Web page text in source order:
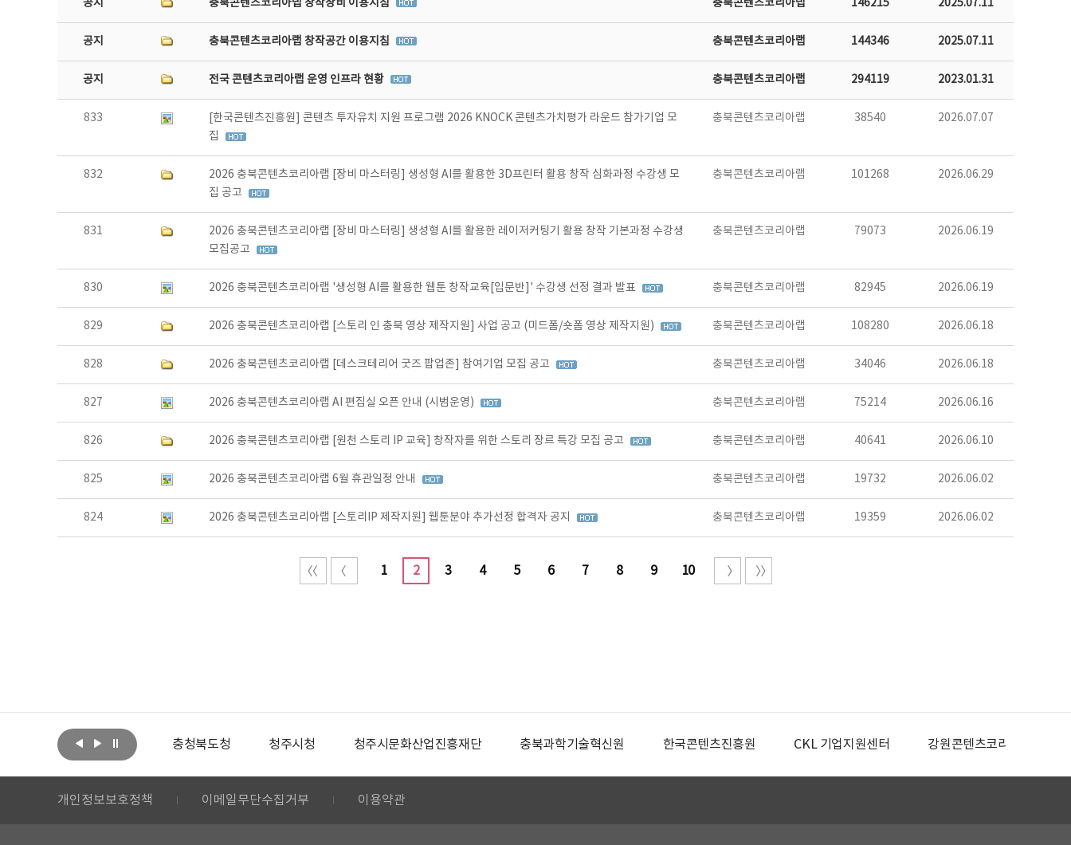
공지 충북콘텐츠코리아랩 창작장비 이용지침 충북콘텐츠코리아랩 146215 2025.07.11
공지 충북콘텐츠코리아랩 창작공간 이용지침 충북콘텐츠코리아랩 144346 2025.07.11
공지 전국 콘텐츠코리아랩 운영 인프라 현황 충북콘텐츠코리아랩 294119 2023.01.31
833
[한국콘텐츠진흥원] 콘텐츠 투자유치 지원 프로그램 2026 KNOCK 콘텐츠가치평가 라운드 참가기업 모
집
충북콘텐츠코리아랩 38540 2026.07.07
832
2026 충북콘텐츠코리아랩 [장비 마스터링] 생성형 AI를 활용한 3D프린터 활용 창작 심화과정 수강생 모
집 공고
충북콘텐츠코리아랩 101268 2026.06.29
831
2026 충북콘텐츠코리아랩 [장비 마스터링] 생성형 AI를 활용한 레이저커팅기 활용 창작 기본과정 수강생
모집공고
충북콘텐츠코리아랩 79073 2026.06.19
830 2026 충북콘텐츠코리아랩 '생성형 AI를 활용한 웹툰 창작교육[입문반]' 수강생 선정 결과 발표 충북콘텐츠코리아랩 82945 2026.06.19
829 2026 충북콘텐츠코리아랩 [스토리 인 충북 영상 제작지원] 사업 공고 (미드폼/숏폼 영상 제작지원) 충북콘텐츠코리아랩 108280 2026.06.18
828 2026 충북콘텐츠코리아랩 [데스크테리어 굿즈 팝업존] 참여기업 모집 공고 충북콘텐츠코리아랩 34046 2026.06.18
827 2026 충북콘텐츠코리아랩 AI 편집실 오픈 안내 (시범운영) 충북콘텐츠코리아랩 75214 2026.06.16
826 2026 충북콘텐츠코리아랩 [원천 스토리 IP 교육] 창작자를 위한 스토리 장르 특강 모집 공고 충북콘텐츠코리아랩 40641 2026.06.10
825 2026 충북콘텐츠코리아랩 6월 휴관일정 안내 충북콘텐츠코리아랩 19732 2026.06.02
824 2026 충북콘텐츠코리아랩 [스토리IP 제작지원] 웹툰분야 추가선정 합격자 공지 충북콘텐츠코리아랩 19359 2026.06.02
1 2 3 4 5 6 7 8 9 10
문화체육관광부 충청북도청 청주시청 청주시문화산업진흥재단 충북과학기술혁신원 한국콘텐츠진흥원 CKL 기업지원센터 강원콘텐츠코리아랩
개인정보보호정책 이메일무단수집거부 이용약관